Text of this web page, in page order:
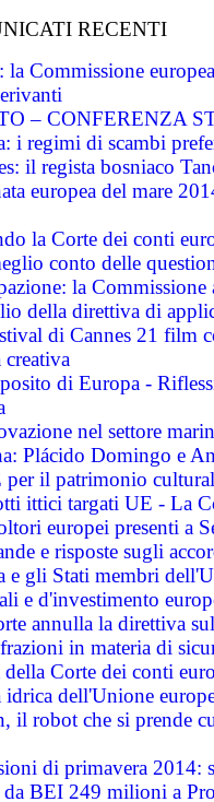
RECENTI
la Commissione
– CONFERENZA
i regimi di scambi
il regista bosniaco
europea del mare
la Corte dei conti
conto delle
la
della direttiva di
di Cannes 21 film
di Europa -
nel settore
Plácido Domingo e
per il patrimonio
ittici targati UE - La
europei presenti a
e risposte sugli
e gli Stati membri
e d'investimento
annulla la direttiva
in materia di
della Corte dei conti
dell'Unione
il robot che si prende
di primavera 2014:
da BEI 249 milioni a